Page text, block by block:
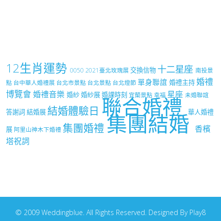
12生肖運勢 0050 2021臺北玫瑰展交換信物 十二星座 南投景
點 台中華人婚禮展 台北市景點 台北景點 台北燈節單身聯誼 婚禮主持婚禮
博覽會婚禮音樂 婚紗婚紗展婚課時刻 宜蘭景點幸福 星座 未婚聯誼
答謝詞結婚展 結婚體驗日 聯合婚禮華人婚禮
展 阿里山神木下婚禮集團婚禮 集團結婚香檳
塔祝詞
© 2009 Weddingblue. All Rights Reserved. Designed By Play8